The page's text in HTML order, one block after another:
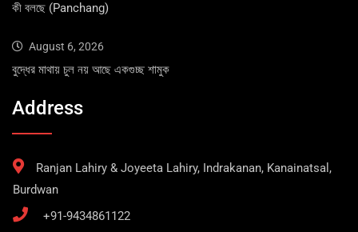
কী বলছে (Panchang)
August 6, 2026
বুদ্ধের মাথায় চুল নয় আছে একগুচ্ছ শামুক
Address
Ranjan Lahiry & Joyeeta Lahiry, Indrakanan, Kanainatsal,
Burdwan
+91-9434861122